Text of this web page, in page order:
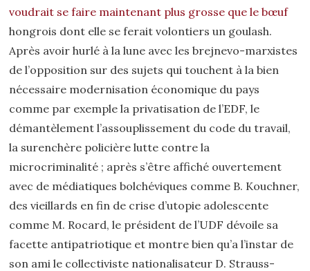
voudrait se faire maintenant plus grosse que le bœuf
hongrois dont elle se ferait volontiers un goulash.
Après avoir hurlé à la lune avec les brejnevo-marxistes
de l’opposition sur des sujets qui touchent à la bien
nécessaire modernisation économique du pays
comme par exemple la privatisation de l’EDF, le
démantèlementl’assouplissement du code du travail,
la surenchère policièrelutte contre la
microcriminalité ; après s’être affiché ouvertement
avec de médiatiques bolchéviques comme B. Kouchner,
des vieillards en fin de crise d’utopie adolescente
comme M. Rocard, le président de l’UDF dévoile sa
facette antipatriotique et montre bien qu’a l’instar de
son ami le collectiviste nationalisateur D. Strauss-